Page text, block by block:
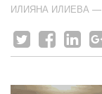
ИЛИЯНА ИЛИЕВА —